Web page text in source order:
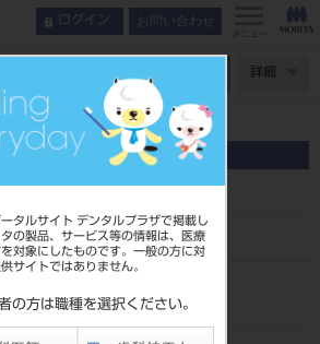
タルサイト デンタルプラザで掲載し
タの製品、サービス等の情報は、医療
対象にしたものです。一般の方に対
サイトではありません。
の方は職種を選択ください。
ログイン お問い合わせ
メニュー
詳細
ド プチ歯間ブラシL型 指導用 #S 50ｲﾘ
い合わせ
ブラシL型 指導用 #S 50ｲﾘ
206590434S